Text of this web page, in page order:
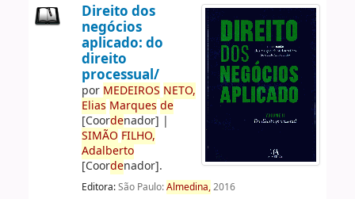
Direito dos
negócios
aplicado: do
direito
processual/
por MEDEIROS NETO,
Elias Marques de
[Coordenador] |
SIMÃO FILHO,
Adalberto
[Coordenador].
Editora:São Paulo:Almedina,2016